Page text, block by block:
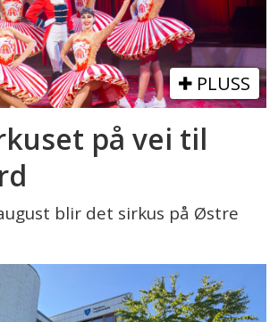
PLUSS
på vei til
blir det sirkus på Østre